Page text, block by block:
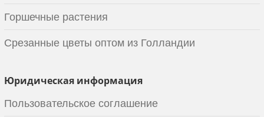
Горшечные растения
Срезанные цветы оптом из Голландии
Юридическая информация
Пользовательское соглашение